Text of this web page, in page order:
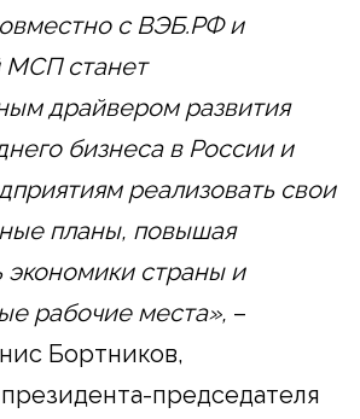
с ВЭБ.РФ и
МСП станет
драйвером развития
бизнеса в России и
реализовать свои
планы, повышая
экономики страны и
рабочие места», –
Бортников,
председателя